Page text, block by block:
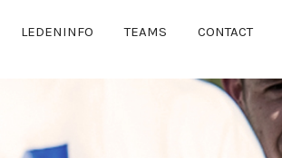
LEDENINFO TEAMS CONTACT